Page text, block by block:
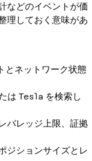
などのイベントが価
理しておく意味があ
とネットワーク状態
は Tesla を検索し
バレッジ上限、証拠
ジションサイズとレ